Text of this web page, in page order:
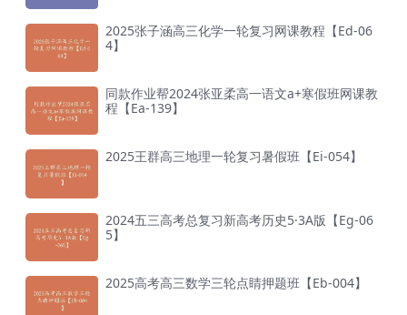
2025张子涵高三化学一轮复习网课教程【Ed-06
4】
同款作业帮2024张亚柔高一语文a+寒假班网课教
程【Ea-139】
2025王群高三地理一轮复习暑假班【Ei-054】
2024五三高考总复习新高考历史5·3A版【Eg-06
5】
2025高考高三数学三轮点睛押题班【Eb-004】